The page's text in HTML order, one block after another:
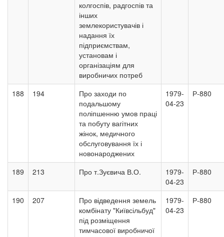
колгоспів, радгоспів та
інших
землекористувачів і
надання їх
підприємствам,
установам і
організаціям для
виробничих потреб
188 194
Про заходи по
подальшому
поліпшенню умов праці
та побуту вагітних
жінок, медичного
обслуговування їх і
новонароджених
1979-
04-23
Р-880
189 213 Про т.Зуєвича В.О.
1979-
04-23
Р-880
190 207
Про відведення земель
комбінату "Київсільбуд"
під розміщення
тимчасової виробничої
1979-
04-23
Р-880